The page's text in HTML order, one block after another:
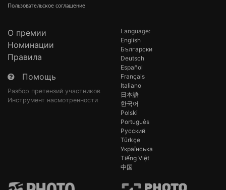
Пользовательское соглашение
О премии
Номинации
Правила
Помощь
Разбор претензий участников
Инструмент насмотренности
Language:
English
Български
Deutsch
Español
Français
Italiano
日本語
한국어
Polski
Português
Русский
Türkçe
Українська
Tiếng Việt
中国